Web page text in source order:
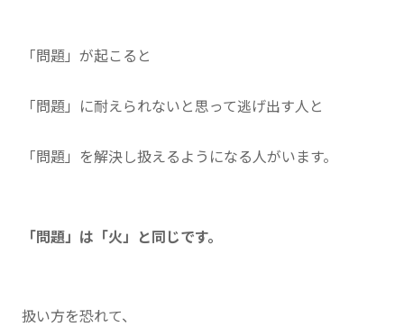
「問題」が起こると
「問題」に耐えられないと思って逃げ出す人と
「問題」を解決し扱えるようになる人がいます。
「問題」は「火」と同じです。
扱い方を恐れて、